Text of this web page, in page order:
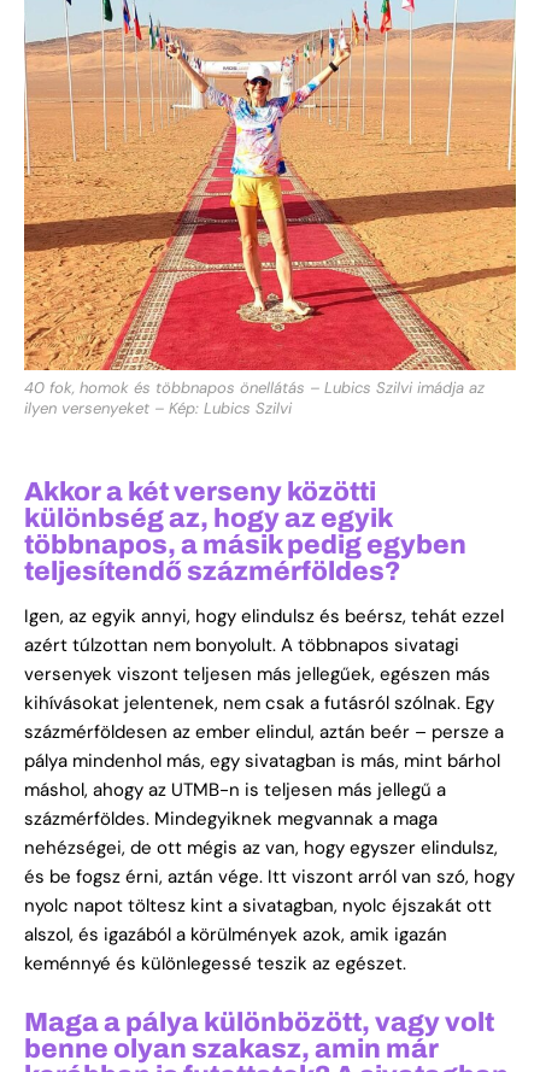
40 fok, homok és többnapos önellátás – Lubics Szilvi imádja az
ilyen versenyeket – Kép: Lubics Szilvi
Akkor a két verseny közötti
különbség az, hogy az egyik
többnapos, a másik pedig egyben
teljesítendő százmérföldes?
Igen, az egyik annyi, hogy elindulsz és beérsz, tehát ezzel
azért túlzottan nem bonyolult. A többnapos sivatagi
versenyek viszont teljesen más jellegűek, egészen más
kihívásokat jelentenek, nem csak a futásról szólnak. Egy
százmérföldesen az ember elindul, aztán beér – persze a
pálya mindenhol más, egy sivatagban is más, mint bárhol
máshol, ahogy az UTMB-n is teljesen más jellegű a
százmérföldes. Mindegyiknek megvannak a maga
nehézségei, de ott mégis az van, hogy egyszer elindulsz,
és be fogsz érni, aztán vége. Itt viszont arról van szó, hogy
nyolc napot töltesz kint a sivatagban, nyolc éjszakát ott
alszol, és igazából a körülmények azok, amik igazán
keménnyé és különlegessé teszik az egészet.
Maga a pálya különbözött, vagy volt
benne olyan szakasz, amin már